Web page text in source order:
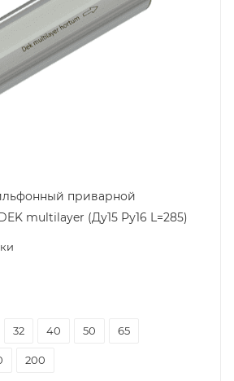
приварной
multilayer (Ду15 Ру16 L=285)
32 40 50 65
200